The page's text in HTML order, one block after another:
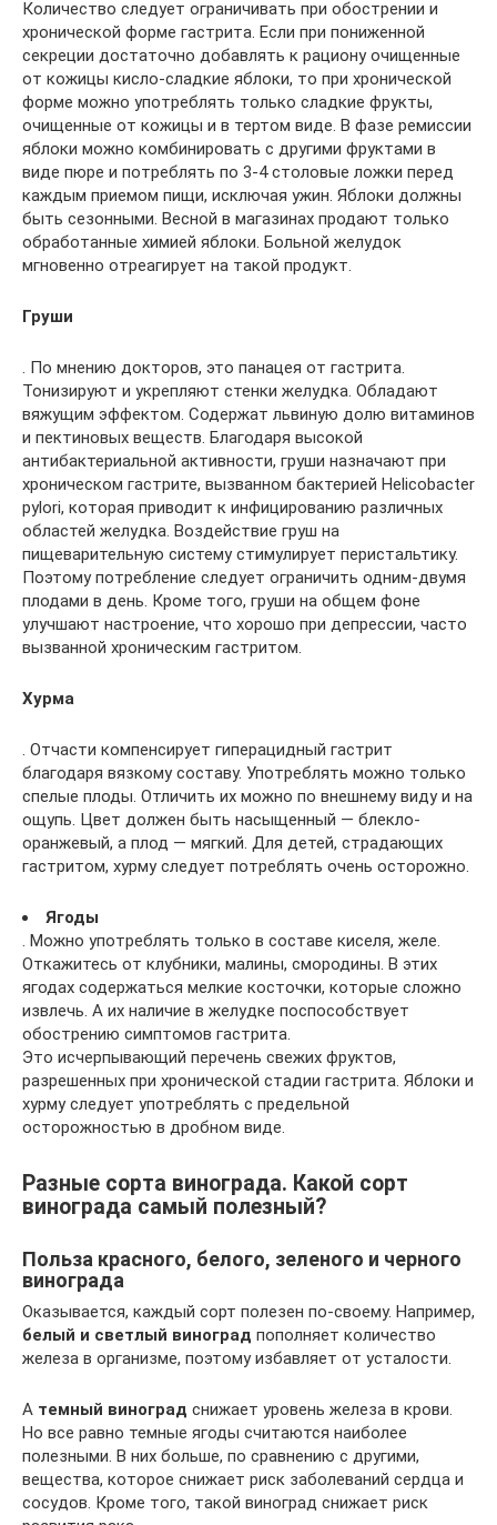
Количество следует ограничивать при обострении и
хронической форме гастрита. Если при пониженной
секреции достаточно добавлять к рациону очищенные
от кожицы кисло-сладкие яблоки, то при хронической
форме можно употреблять только сладкие фрукты,
очищенные от кожицы и в тертом виде. В фазе ремиссии
яблоки можно комбинировать с другими фруктами в
виде пюре и потреблять по 3-4 столовые ложки перед
каждым приемом пищи, исключая ужин. Яблоки должны
быть сезонными. Весной в магазинах продают только
обработанные химией яблоки. Больной желудок
мгновенно отреагирует на такой продукт.
Груши
. По мнению докторов, это панацея от гастрита.
Тонизируют и укрепляют стенки желудка. Обладают
вяжущим эффектом. Содержат львиную долю витаминов
и пектиновых веществ. Благодаря высокой
антибактериальной активности, груши назначают при
хроническом гастрите, вызванном бактерией Helicobacter
pylori, которая приводит к инфицированию различных
областей желудка. Воздействие груш на
пищеварительную систему стимулирует перистальтику.
Поэтому потребление следует ограничить одним-двумя
плодами в день. Кроме того, груши на общем фоне
улучшают настроение, что хорошо при депрессии, часто
вызванной хроническим гастритом.
Хурма
. Отчасти компенсирует гиперацидный гастрит
благодаря вязкому составу. Употреблять можно только
спелые плоды. Отличить их можно по внешнему виду и на
ощупь. Цвет должен быть насыщенный — блекло-
оранжевый, а плод — мягкий. Для детей, страдающих
гастритом, хурму следует потреблять очень осторожно.
Ягоды
. Можно употреблять только в составе киселя, желе.
Откажитесь от клубники, малины, смородины. В этих
ягодах содержаться мелкие косточки, которые сложно
извлечь. А их наличие в желудке поспособствует
обострению симптомов гастрита.
Это исчерпывающий перечень свежих фруктов,
разрешенных при хронической стадии гастрита. Яблоки и
хурму следует употреблять с предельной
осторожностью в дробном виде.
Разные сорта винограда. Какой сорт
винограда самый полезный?
Польза красного, белого, зеленого и черного
винограда
Оказывается, каждый сорт полезен по-своему. Например,
белый и светлый виноград пополняет количество
железа в организме, поэтому избавляет от усталости.
А темный виноград снижает уровень железа в крови.
Но все равно темные ягоды считаются наиболее
полезными. В них больше, по сравнению с другими,
вещества, которое снижает риск заболеваний сердца и
сосудов. Кроме того, такой виноград снижает риск